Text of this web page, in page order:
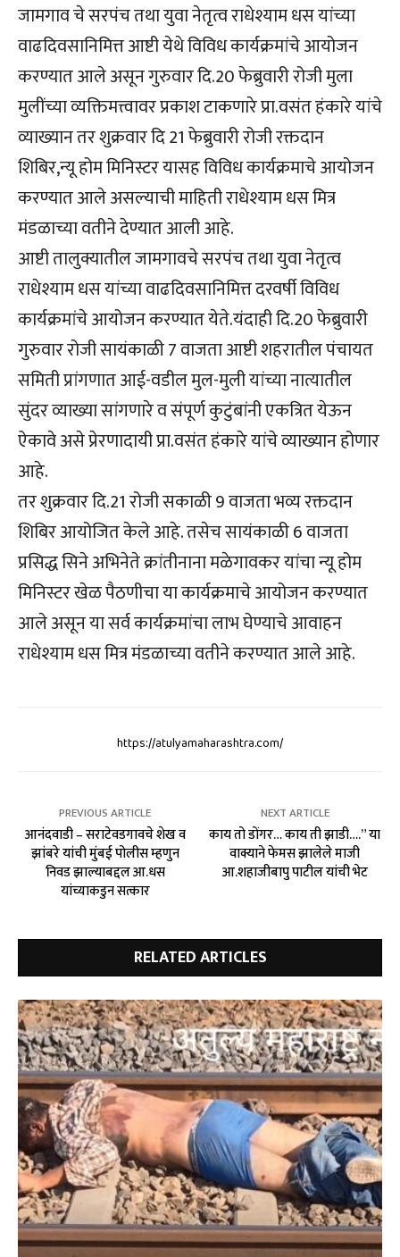
जामगाव चे सरपंच तथा युवा नेतृत्व राधेश्याम धस यांच्या
वाढदिवसानिमित्त आष्टी येथे विविध कार्यक्रमांचे आयोजन
करण्यात आले असून गुरुवार दि.20 फेब्रुवारी रोजी मुला
मुलींच्या व्यक्तिमत्त्वावर प्रकाश टाकणारे प्रा.वसंत हंकारे यांचे
व्याख्यान तर शुक्रवार दि 21 फेब्रुवारी रोजी रक्तदान
शिबिर,न्यू होम मिनिस्टर यासह विविध कार्यक्रमाचे आयोजन
करण्यात आले असल्याची माहिती राधेश्याम धस मित्र
मंडळाच्या वतीने देण्यात आली आहे.
आष्टी तालुक्यातील जामगावचे सरपंच तथा युवा नेतृत्व
राधेश्याम धस यांच्या वाढदिवसानिमित्त दरवर्षी विविध
कार्यक्रमांचे आयोजन करण्यात येते.यंदाही दि.20 फेब्रुवारी
गुरुवार रोजी सायंकाळी 7 वाजता आष्टी शहरातील पंचायत
समिती प्रांगणात आई-वडील मुल-मुली यांच्या नात्यातील
सुंदर व्याख्या सांगणारे व संपूर्ण कुटुंबांनी एकत्रित येऊन
ऐकावे असे प्रेरणादायी प्रा.वसंत हंकारे यांचे व्याख्यान होणार
आहे.
तर शुक्रवार दि.21 रोजी सकाळी 9 वाजता भव्य रक्तदान
शिबिर आयोजित केले आहे. तसेच सायंकाळी 6 वाजता
प्रसिद्ध सिने अभिनेते क्रांतीनाना मळेगावकर यांचा न्यू होम
मिनिस्टर खेळ पैठणीचा या कार्यक्रमाचे आयोजन करण्यात
आले असून या सर्व कार्यक्रमांचा लाभ घेण्याचे आवाहन
राधेश्याम धस मित्र मंडळाच्या वतीने करण्यात आले आहे.
https://atulyamaharashtra.com/
PREVIOUS ARTICLE
आनंदवाडी – सराटेवडगावचे शेख व
झांबरे यांची मुंबई पोलीस म्हणुन
निवड झाल्याबद्दल आ.धस
यांच्याकडुन सत्कार
NEXT ARTICLE
काय तो डोंगर… काय ती झाडी….” या
वाक्याने फेमस झालेले माजी
आ.शहाजीबापु पाटील यांची भेट
RELATED ARTICLES